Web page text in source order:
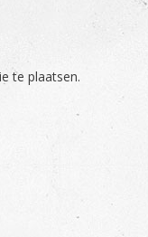
te plaatsen.